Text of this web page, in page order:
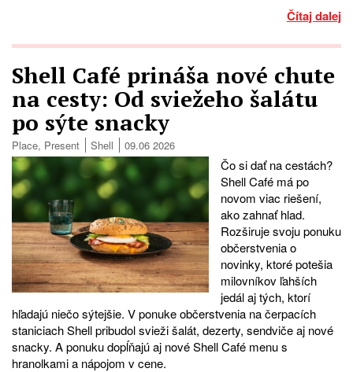
Čítaj dalej
Shell Café prináša nové chute
na cesty: Od sviežeho šalátu
po sýte snacky
Place, Present Shell 09.06 2026
Čo si dať na cestách?
Shell Café má po
novom viac riešení,
ako zahnať hlad.
Rozširuje svoju ponuku
občerstvenia o
novinky, ktoré potešia
milovníkov ľahších
jedál aj tých, ktorí
hľadajú niečo sýtejšie. V ponuke občerstvenia na čerpacích
staniciach Shell pribudol svieži šalát, dezerty, sendviče aj nové
snacky. A ponuku dopĺňajú aj nové Shell Café menu s
hranolkami a nápojom v cene.